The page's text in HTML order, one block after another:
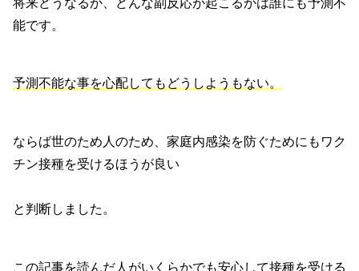
能です。
予測不能な事を心配してもどうしようもない。
ならば世のため人のため、家庭内感染を防ぐためにもワク
チン接種を受けるほうが良い
と判断しました。
この記事を読んだ人がいくらかでも安心して接種を受ける